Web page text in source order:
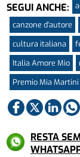
SEGUI ANCHE:
canzone d'autore
cultura italiana
Italia Amore Mio
Premio Mia Martini
RESTA